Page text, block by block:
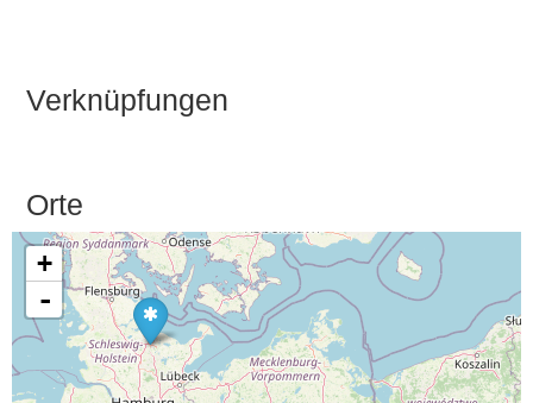
Verknüpfungen
Orte
+
-